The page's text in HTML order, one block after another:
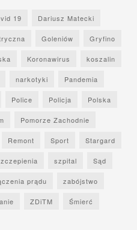
19 Dariusz Matecki
Goleniów Gryfino
Koronawirus koszalin
narkotyki Pandemia
Police Policja Polska
Pomorze Zachodnie
Remont Sport Stargard
szpital Sąd
prądu zabójstwo
ZDiTM Śmierć